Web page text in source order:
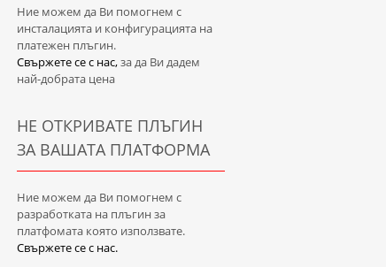
Ние можем да Ви помогнем с
инсталацията и конфигурацията на
платежен плъгин.
Свържете се с нас,за да Ви дадем
най-добрата цена
НЕ ОТКРИВАТЕ ПЛЪГИН
ЗА ВАШАТА ПЛАТФОРМА
Ние можем да Ви помогнем с
разработката на плъгин за
платфомата която използвате.
Свържете се с нас.